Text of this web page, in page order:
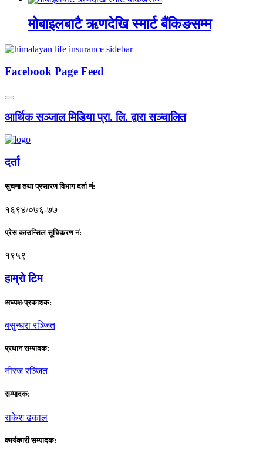
मोबाइलबाटै ऋणदेखि स्मार्ट बैंकिङसम्म
Facebook Page Feed
आर्थिक सञ्जाल मिडिया प्रा. लि. द्वारा सञ्चालित
दर्ता
सुचना तथा प्रसारण विभाग दर्ता नं:
१६९४/०७६-७७
प्रेस काउन्सिल सूचिकरण नं:
१९५९
हाम्राे टिम
अध्यक्ष/प्रकाशक:
बसुन्धरा रञ्जित
प्रधान सम्पादक:
नीरज रञ्जित
सम्पादक:
राकेश ढकाल
कार्यकारी सम्पादक: